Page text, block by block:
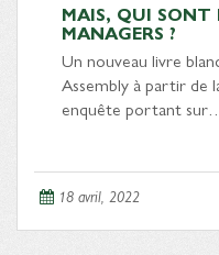
MAIS, QUI SONT
MANAGERS ?
Un nouveau livre
Assembly à partir de
enquête portant
18 avril, 2022